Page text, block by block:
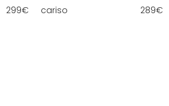
299€ cariso 289€